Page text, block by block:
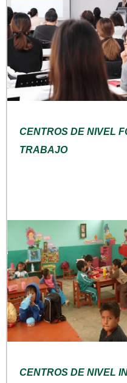
CENTROS DE NIVEL
TRABAJO
CENTROS DE NIVEL